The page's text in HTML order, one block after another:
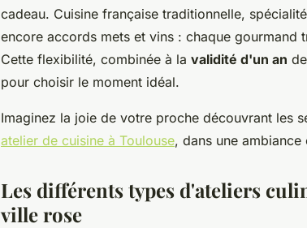
cadeau. Cuisine française traditionnelle,
encore accords mets et vins : chaque
Cette flexibilité, combinée à la validité d'un an
pour choisir le moment idéal.
Imaginez la joie de votre proche découvrant les
atelier de cuisine à Toulouse, dans une
Les différents types d'ateliers
ville rose